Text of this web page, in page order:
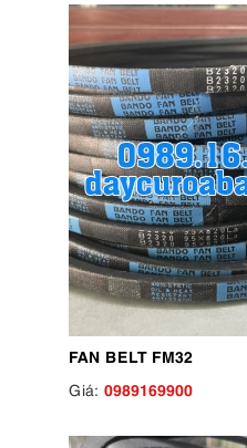
FAN BELT FM32
Giá: 0989169900